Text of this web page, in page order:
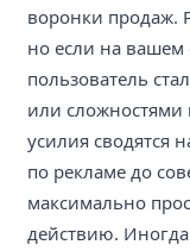
воронки продаж.
но если на вашем
пользователь
или сложностями
усилия сводятся
по рекламе до
максимально
действию.